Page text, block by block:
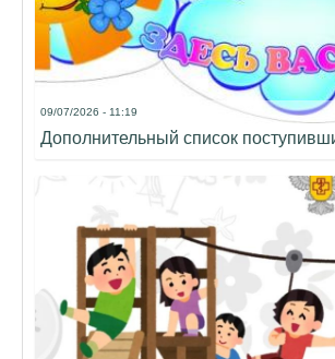
09/07/2026 - 11:19
Дополнительный список